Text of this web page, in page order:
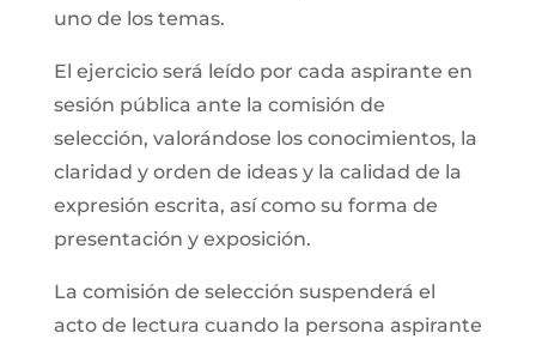
uno de los temas.
El ejercicio será leído por cada aspirante en
sesión pública ante la comisión de
selección, valorándose los conocimientos, la
claridad y orden de ideas y la calidad de la
expresión escrita, así como su forma de
presentación y exposición.
La comisión de selección suspenderá el
acto de lectura cuando la persona aspirante